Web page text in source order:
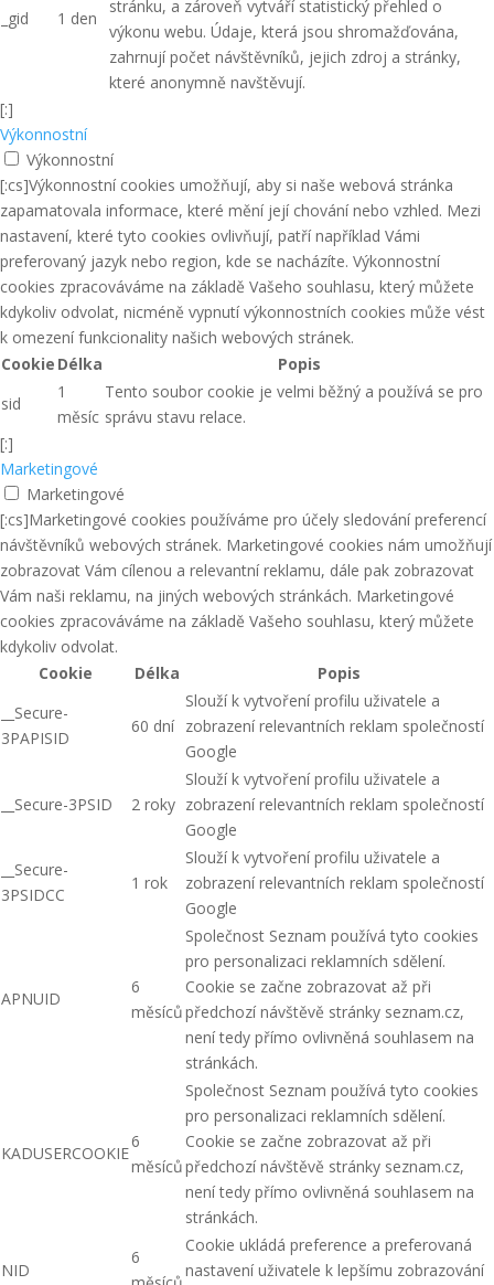
_gid 1 den
stránku, a zároveň vytváří statistický přehled o
výkonu webu. Údaje, která jsou shromažďována,
zahrnují počet návštěvníků, jejich zdroj a stránky,
které anonymně navštěvují.
[:]
Výkonnostní
Výkonnostní
[:cs]Výkonnostní cookies umožňují, aby si naše webová stránka
zapamatovala informace, které mění její chování nebo vzhled. Mezi
nastavení, které tyto cookies ovlivňují, patří například Vámi
preferovaný jazyk nebo region, kde se nacházíte. Výkonnostní
cookies zpracováváme na základě Vašeho souhlasu, který můžete
kdykoliv odvolat, nicméně vypnutí výkonnostních cookies může vést
k omezení funkcionality našich webových stránek.
Cookie Délka
Popis
sid
1
měsíc
Tento soubor cookie je velmi běžný a používá se pro
správu stavu relace.
[:]
Marketingové
Marketingové
[:cs]Marketingové cookies používáme pro účely sledování preferencí
návštěvníků webových stránek. Marketingové cookies nám umožňují
zobrazovat Vám cílenou a relevantní reklamu, dále pak zobrazovat
Vám naši reklamu, na jiných webových stránkách. Marketingové
cookies zpracováváme na základě Vašeho souhlasu, který můžete
kdykoliv odvolat.
Cookie
Délka
Popis
__Secure-
3PAPISID
60 dní
Slouží k vytvoření profilu uživatele a
zobrazení relevantních reklam společností
Google
__Secure-3PSID 2 roky
Slouží k vytvoření profilu uživatele a
zobrazení relevantních reklam společností
Google
__Secure-
3PSIDCC
1 rok
Slouží k vytvoření profilu uživatele a
zobrazení relevantních reklam společností
Google
APNUID
6
měsíců
Společnost Seznam používá tyto cookies
pro personalizaci reklamních sdělení.
Cookie se začne zobrazovat až při
předchozí návštěvě stránky seznam.cz,
není tedy přímo ovlivněná souhlasem na
stránkách.
KADUSERCOOKIE
6
měsíců
Společnost Seznam používá tyto cookies
pro personalizaci reklamních sdělení.
Cookie se začne zobrazovat až při
předchozí návštěvě stránky seznam.cz,
není tedy přímo ovlivněná souhlasem na
stránkách.
NID
6
Cookie ukládá preference a preferovaná
nastavení uživatele k lepšímu zobrazování